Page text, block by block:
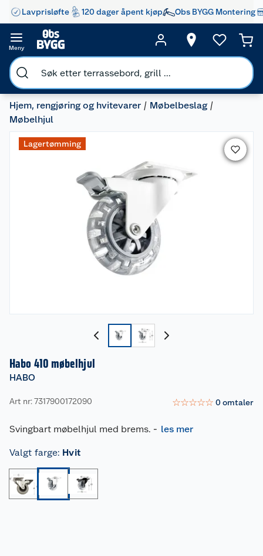
Lavprisløfte 120 dager åpent kjøp Obs BYGG Montering
Meny
Hjem, rengjøring og hvitevarer
Møbelbeslag
Møbelhjul
Lagertømming
Habo 410 møbelhjul
HABO
Art nr: 7317900172090 ☆☆☆☆☆ 0omtaler
Svingbart møbelhjul med brems. - les mer
Valgt farge: Hvit